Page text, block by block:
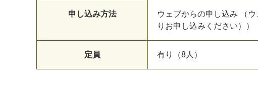
申し込み方法
ウェブからの申し込み （
りお申し込みください））
定員 有り（8人）